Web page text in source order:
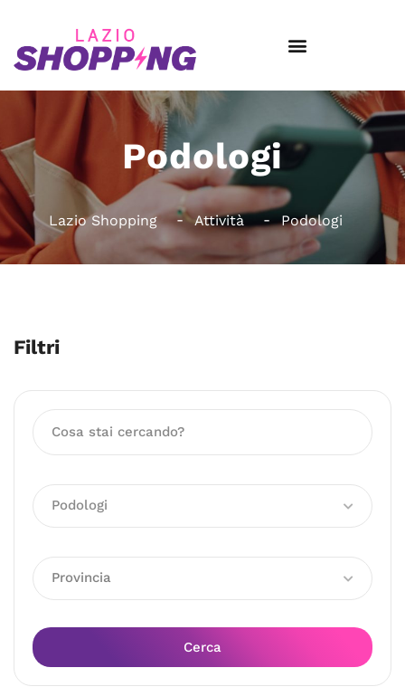
Podologi
Lazio Shopping Attività Podologi
Filtri
Podologi
Provincia
Cerca